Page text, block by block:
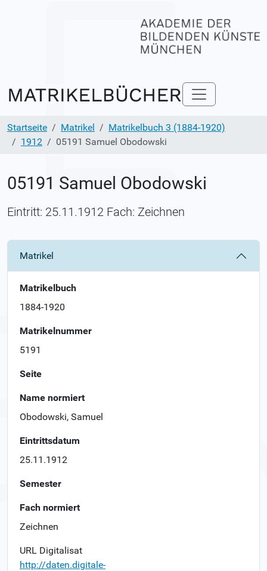
Startseite Matrikel
Matrikelbuch 3 (1884-1920)
1912
05191 Samuel Obodowski
05191 Samuel Obodowski
Eintritt: 25.11.1912 Fach: Zeichnen
Matrikel
Matrikelbuch
1884-1920
Matrikelnummer
5191
Seite
Name normiert
Obodowski, Samuel
Eintrittsdatum
25.11.1912
Semester
Fach normiert
Zeichnen
URL Digitalisat
http://daten.digitale-